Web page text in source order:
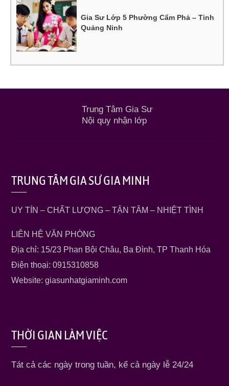
Gia Sư Lớp 5 Phường Cẩm Phả – Tỉnh
Quảng Ninh
Trung Tâm Gia Sư
Nội quy nhận lớp
TRUNG TÂM GIA SƯ GIA MINH
UY TÍN – CHẤT LƯỢNG – TẬN TÂM – NHIỆT TÌNH
LIÊN HỆ VĂN PHÒNG
Địa chỉ: 15/23 Phan Bội Châu, Ba Đình, TP Thanh Hóa
Điện thoại: 0915310858
Website: giasunhatgiaminh.com
THỜI GIAN LÀM VIỆC
Tát cả các ngày trong tuần, kể cả ngày lễ 24/24